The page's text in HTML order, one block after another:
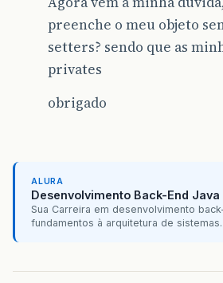
preenche o meu objeto
setters? sendo que as
privates
obrigado
ALURA
Desenvolvimento Back-End Java
Sua Carreira em desenvolvimento
fundamentos à arquitetura de